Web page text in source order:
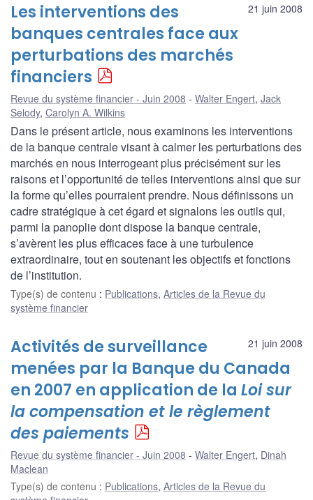
21 juin 2008
Les interventions des
banques centrales face aux
perturbations des marchés
financiers
Revue du système financier - Juin 2008 Walter Engert, Jack
Selody, Carolyn A. Wilkins
Dans le présent article, nous examinons les interventions
de la banque centrale visant à calmer les perturbations des
marchés en nous interrogeant plus précisément sur les
raisons et l’opportunité de telles interventions ainsi que sur
la forme qu’elles pourraient prendre. Nous définissons un
cadre stratégique à cet égard et signalons les outils qui,
parmi la panoplie dont dispose la banque centrale,
s’avèrent les plus efficaces face à une turbulence
extraordinaire, tout en soutenant les objectifs et fonctions
de l’institution.
Type(s) de contenu : Publications, Articles de la Revue du
système financier
21 juin 2008
Activités de surveillance
menées par la Banque du Canada
en 2007 en application de la Loi sur
la compensation et le règlement
des paiements
Revue du système financier - Juin 2008 Walter Engert, Dinah
Maclean
Type(s) de contenu : Publications, Articles de la Revue du